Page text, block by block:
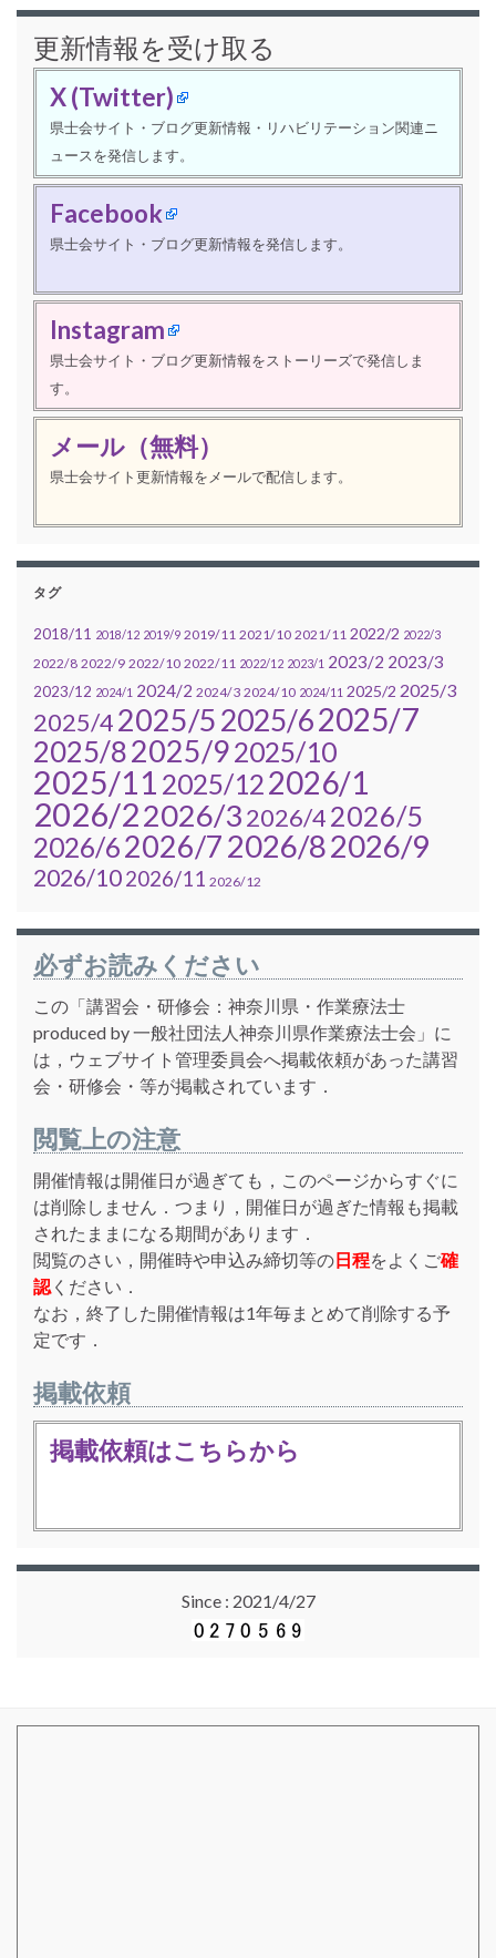
更新情報を受け取る
X (Twitter)
県士会サイト・ブログ更新情報・リハビリテーション関連ニ
ュースを発信します。
Facebook
県士会サイト・ブログ更新情報を発信します。
Instagram
県士会サイト・ブログ更新情報をストーリーズで発信しま
す。
メール（無料）
県士会サイト更新情報をメールで配信します。
タグ
2018/11 2018/12 2019/9 2019/11 2021/10 2021/11 2022/2 2022/3
2022/8 2022/9 2022/10 2022/11 2022/12 2023/1 2023/2 2023/3
2023/12 2024/1 2024/2 2024/3 2024/10 2024/11 2025/2 2025/3
2025/42025/52025/62025/7
2025/82025/92025/10
2025/11 2025/122026/1
2026/22026/32026/42026/5
2026/62026/72026/82026/9
2026/102026/11 2026/12
必ずお読みください
この「講習会・研修会：神奈川県・作業療法士
produced by 一般社団法人神奈川県作業療法士会」に
は，ウェブサイト管理委員会へ掲載依頼があった講習
会・研修会・等が掲載されています．
閲覧上の注意
開催情報は開催日が過ぎても，このページからすぐに
は削除しません．つまり，開催日が過ぎた情報も掲載
されたままになる期間があります．
閲覧のさい，開催時や申込み締切等の日程をよくご確
認 ください．
なお，終了した開催情報は1年毎まとめて削除する予
定です．
掲載依頼
掲載依頼はこちらから
Since : 2021/4/27